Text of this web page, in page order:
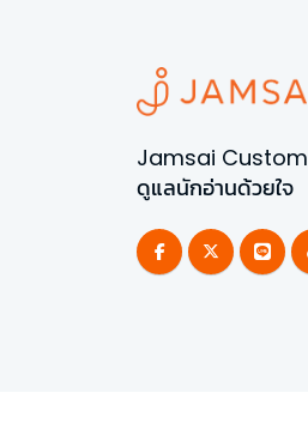
Jamsai
ดูแลนักอ่านด้วยใจ